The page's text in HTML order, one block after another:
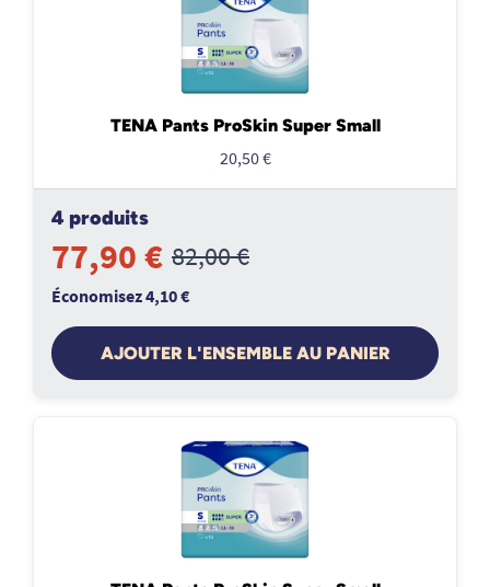
TENA Pants ProSkin Super Small
20,50 €
4 produits
77,90 € 82,00 €
Économisez 4,10 €
AJOUTER L'ENSEMBLE AU PANIER